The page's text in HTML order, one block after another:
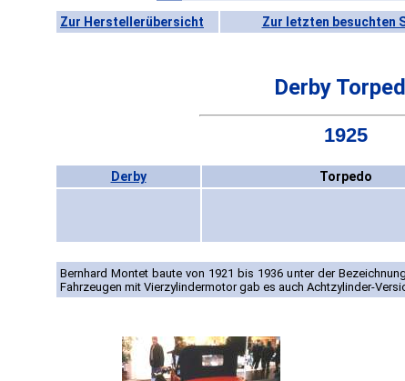
Zur Herstellerübersicht Zur letzten besuchten
Derby
1925
Derby Torpedo
Bernhard Montet baute von 1921 bis 1936 unter der Bezeichnung
Fahrzeugen mit Vierzylindermotor gab es auch Achtzylinder-